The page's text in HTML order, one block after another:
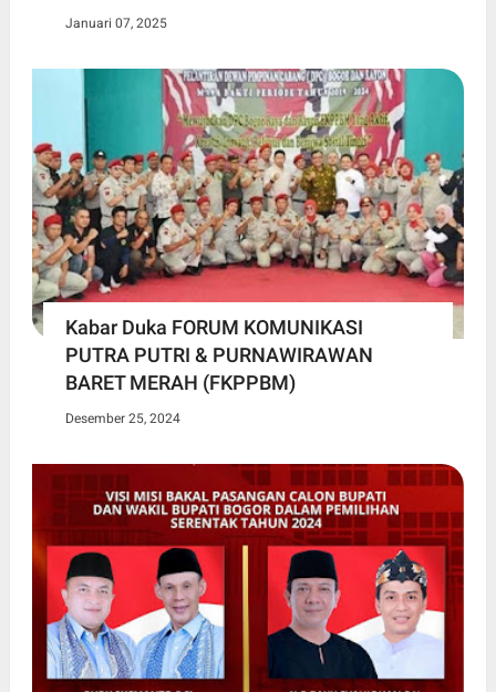
Januari 07, 2025
Kabar Duka FORUM KOMUNIKASI
PUTRA PUTRI & PURNAWIRAWAN
BARET MERAH (FKPPBM)
Desember 25, 2024